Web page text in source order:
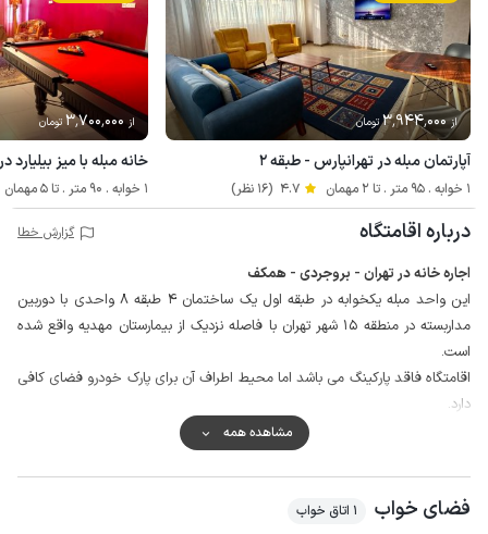
از 3٬944٬000تومان
آپارتمان مبله در تهرانپارس - طبقه ۲
1 خوابه . 95 متر . تا 2 مهمان 4.7 (16 نظر)
از 3٬700٬000تومان
خانه مبله با میز بیلیارد
1 خوابه . 90 متر . تا 5 مهمان
درباره اقامتگاه گزارش خطا
اجاره خانه در تهران - بروجردی - همکف
این واحد مبله یکخوابه در طبقه اول یک ساختمان 4 طبقه 8 واحدی با دوربین
مداربسته در منطقه 15 شهر تهران با فاصله نزدیک از بیمارستان مهدیه واقع شده
است.
اقامتگاه فاقد پارکینگ می باشد اما محیط اطراف آن برای پارک خودرو فضای کافی
دارد.
قابل ذکر است یک در ورودی در سالن این خانه قرار دارد که با مغازه مجاور که
متعلق به میزبان است مربوط می شود ولی این در قفل است و عبور و مروری از این
طریق صورت نمیگیرد.
مشاهده همه
فضای خواب 1 اتاق خواب